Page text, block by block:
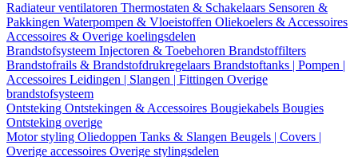
Radiateur ventilatoren Thermostaten & Schakelaars Sensoren &
Pakkingen Waterpompen & Vloeistoffen Oliekoelers & Accessoires
Accessoires & Overige koelingsdelen
Brandstofsysteem Injectoren & Toebehoren Brandstoffilters
Brandstofrails & Brandstofdrukregelaars Brandstoftanks | Pompen |
Accessoires Leidingen | Slangen | Fittingen Overige
brandstofsysteem
Ontsteking Ontstekingen & Accessoires Bougiekabels Bougies
Ontsteking overige
Motor styling Oliedoppen Tanks & Slangen Beugels | Covers |
Overige accessoires Overige stylingsdelen